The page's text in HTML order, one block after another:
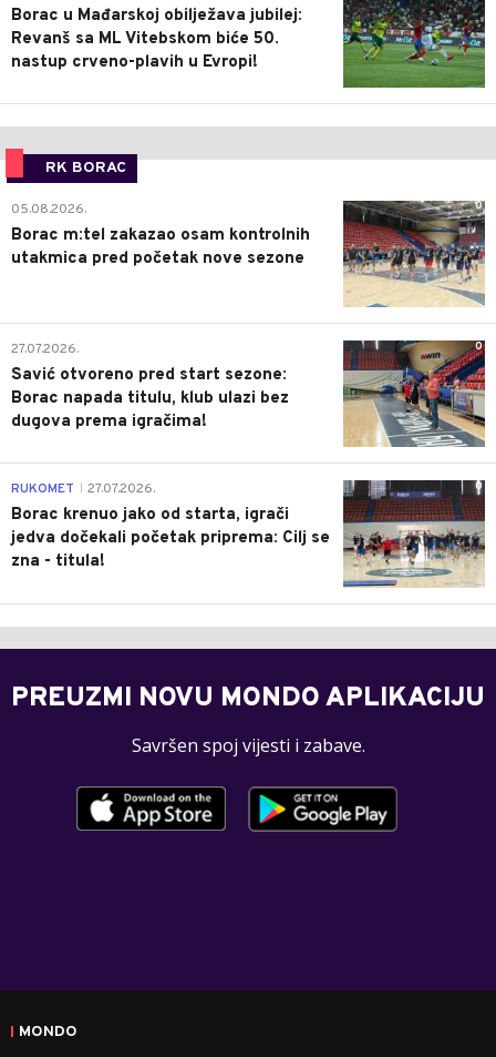
Borac u Mađarskoj obilježava jubilej:
Revanš sa ML Vitebskom biće 50.
nastup crveno-plavih u Evropi!
RK BORAC
0
05.08.2026.
Borac m:tel zakazao osam kontrolnih
utakmica pred početak nove sezone
0
27.07.2026.
Savić otvoreno pred start sezone:
Borac napada titulu, klub ulazi bez
dugova prema igračima!
0
RUKOMET 27.07.2026.
Borac krenuo jako od starta, igrači
jedva dočekali početak priprema: Cilj se
zna - titula!
PREUZMI NOVU MONDO APLIKACIJU
Savršen spoj vijesti i zabave.
MONDO